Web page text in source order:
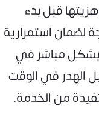
قبل بدء
لضمان استمرارية
بشكل مباشر في
الهدر في الوقت
من الخدمة.